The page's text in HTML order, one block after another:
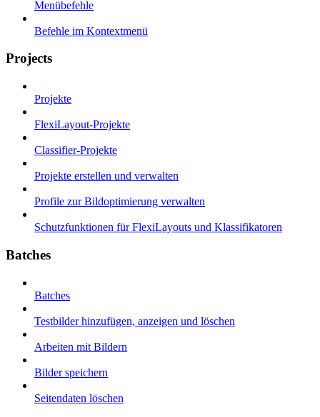
Menübefehle
Befehle im Kontextmenü
Projects
Projekte
FlexiLayout-Projekte
Classifier-Projekte
Projekte erstellen und verwalten
Profile zur Bildoptimierung verwalten
Schutzfunktionen für FlexiLayouts und Klassifikatoren
Batches
Batches
Testbilder hinzufügen, anzeigen und löschen
Arbeiten mit Bildern
Bilder speichern
Seitendaten löschen